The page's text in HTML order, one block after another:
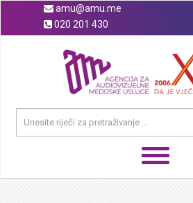
amu@amu.me
020 201 430